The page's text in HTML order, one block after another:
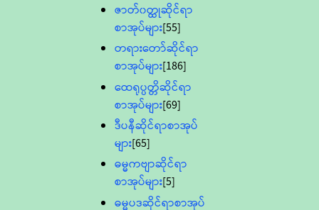
ဇာတ်၀တ္ထုဆိုင်ရာ
စာအုပ်များ[55]
တရားတော်ဆိုင်ရာ
စာအုပ်များ[186]
ထေရုပ္ပတ္တိဆိုင်ရာ
စာအုပ်များ[69]
ဒီပနီဆိုင်ရာစာအုပ်
များ[65]
ဓမ္မကဗျာဆိုင်ရာ
စာအုပ်များ[5]
ဓမ္မပဒဆိုင်ရာစာအုပ်